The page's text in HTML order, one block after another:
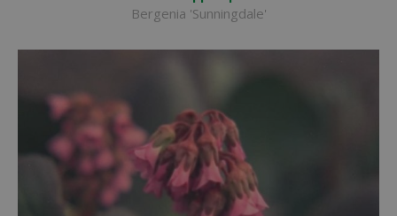
Bergenia 'Sunningdale'